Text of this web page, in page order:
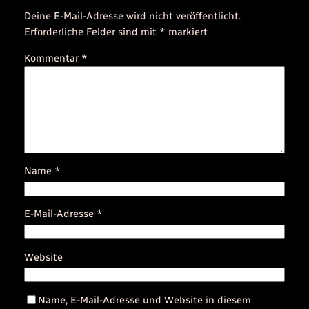
Deine E-Mail-Adresse wird nicht veröffentlicht.
Erforderliche Felder sind mit * markiert
Kommentar *
Name *
E-Mail-Adresse *
Website
Name, E-Mail-Adresse und Website in diesem